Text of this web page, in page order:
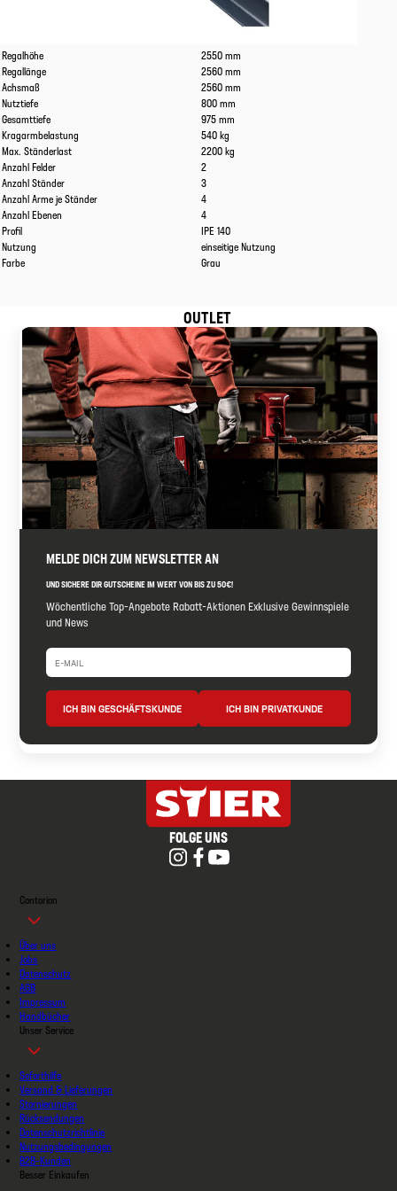
Eigenschaften
Regalhöhe
2550 mm
Regallänge
2560 mm
Achsmaß
2560 mm
Nutztiefe
800 mm
Gesamttiefe
975 mm
Kragarmbelastung
540 kg
Max. Ständerlast
2200 kg
Anzahl Felder
2
Anzahl Ständer
3
Anzahl Arme je Ständer
4
Anzahl Ebenen
4
Profil
IPE 140
Nutzung
einseitige Nutzung
Farbe
Grau
OUTLET
MELDE DICH ZUM NEWSLETTER AN
UND SICHERE DIR GUTSCHEINE IM WERT VON BIS ZU 50€!
Wöchentliche Top-Angebote Rabatt-Aktionen Exklusive Gewinnspiele
und News
ICH BIN GESCHÄFTSKUNDE ICH BIN PRIVATKUNDE
FOLGE UNS
Contorion
Über uns
Jobs
Datenschutz
AGB
Impressum
Handbücher
Unser Service
Soforthilfe
Versand & Lieferungen
Stornierungen
Rücksendungen
Datenschutzrichtlinie
Nutzungsbedingungen
B2B-Kunden
Besser Einkaufen